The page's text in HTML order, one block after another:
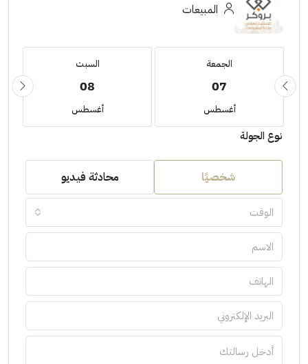
المبيعات
الجمعة
07
أغسطس
السبت
08
أغسطس
نوع الجولة
شخصيًا محادثة فيديو
الوقت